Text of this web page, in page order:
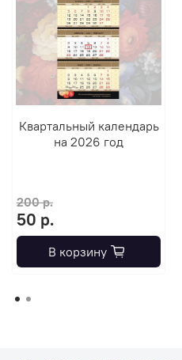
Квартальный календарь
на 2026 год
200 р.
50 р.
В корзину